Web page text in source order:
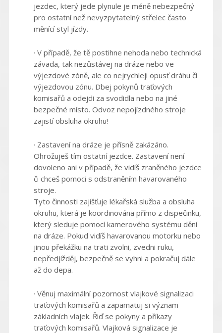
jezdec, který jede plynule je méně nebezpečný
pro ostatní než nevyzpytatelný střelec často
měnící styl jízdy.
· V případě, že tě postihne nehoda nebo technická
závada, tak nezůstávej na dráze nebo ve
výjezdové zóně, ale co nejrychleji opusť dráhu či
výjezdovou zónu. Dbej pokynů traťových
komisařů a odejdi za svodidla nebo na jiné
bezpečné místo. Odvoz nepojízdného stroje
zajistí obsluha okruhu!
· Zastavení na dráze je přísně zakázáno.
Ohrožuješ tím ostatní jezdce. Zastavení není
dovoleno ani v případě, že vidíš zraněného jezdce
či chceš pomoci s odstraněním havarovaného
stroje.
Tyto činnosti zajišťuje lékařská služba a obsluha
okruhu, která je koordinována přímo z dispečinku,
který sleduje pomocí kamerového systému dění
na dráze. Pokud vidíš havarovanou motorku nebo
jinou překážku na trati zvolni, zvedni ruku,
nepředjížděj, bezpečně se vyhni a pokračuj dále
až do depa.
· Věnuj maximální pozornost vlajkové signalizaci
traťových komisařů a zapamatuj si význam
základních vlajek. Řiď se pokyny a příkazy
traťových komisařů. Vlajková signalizace je